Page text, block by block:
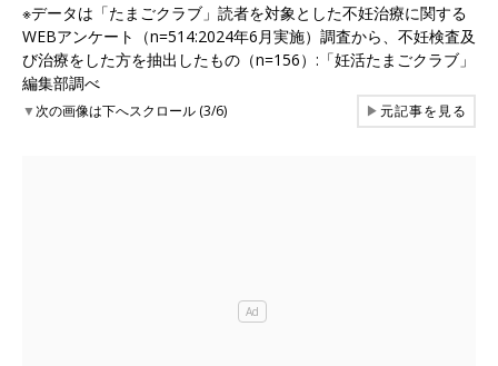
※データは「たまごクラブ」読者を対象とした不妊治療に関する
WEBアンケート（n=514:2024年6月実施）調査から、不妊検査及
び治療をした方を抽出したもの（n=156）:「妊活たまごクラブ」
編集部調べ
▼次の画像は下へスクロール (3/6) ▶元記事を見る